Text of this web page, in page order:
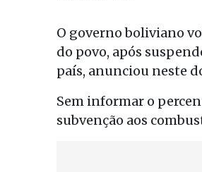
O governo boliviano
do povo, após
país, anunciou neste
Sem informar o
subvenção aos